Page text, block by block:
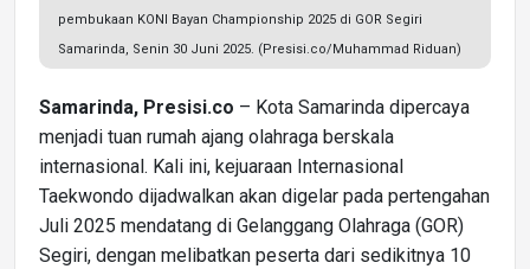
pembukaan KONI Bayan Championship 2025 di GOR Segiri
Samarinda, Senin 30 Juni 2025. (Presisi.co/Muhammad Riduan)
Samarinda, Presisi.co – Kota Samarinda dipercaya
menjadi tuan rumah ajang olahraga berskala
internasional. Kali ini, kejuaraan Internasional
Taekwondo dijadwalkan akan digelar pada pertengahan
Juli 2025 mendatang di Gelanggang Olahraga (GOR)
Segiri, dengan melibatkan peserta dari sedikitnya 10